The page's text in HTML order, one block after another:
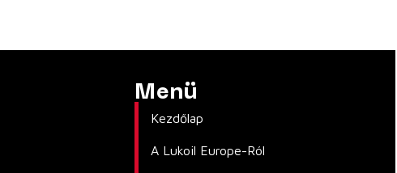
Menü
Kezdőlap
A Lukoil Europe-Ról